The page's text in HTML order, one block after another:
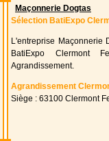
Maçonnerie Dogtas
Sélection BatiExpo
L'entreprise Maçonnerie
BatiExpo Clermont
Agrandissement.
Agrandissement
Siège : 63100 Clermont